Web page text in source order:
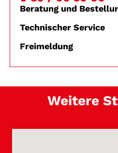
Beratung und
Technischer Service
Freimeldung
Weitere